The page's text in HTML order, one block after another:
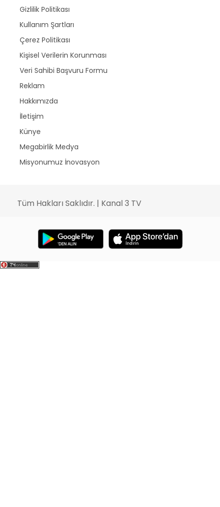
Gizlilik Politikası
Kullanım Şartları
Çerez Politikası
Kişisel Verilerin Korunması
Veri Sahibi Başvuru Formu
Reklam
Hakkımızda
İletişim
Künye
Megabirlik Medya
Misyonumuz İnovasyon
Tüm Hakları Saklıdır. | Kanal 3 TV